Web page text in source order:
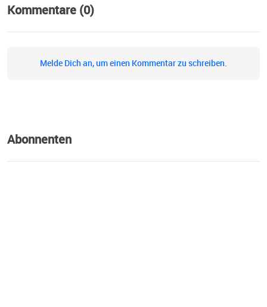
Kommentare (0)
Melde Dich an, um einen Kommentar zu schreiben.
Abonnenten